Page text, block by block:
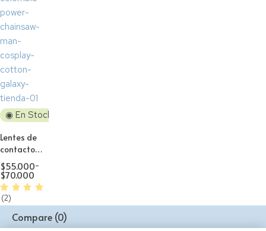
◉ En Stock
Lentes de
contacto
Cosplay
Power
chainsaw
man
$55.000-
$70.000
(2)
Compare (0)